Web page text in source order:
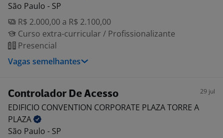
São Paulo - SP
R$ 2.000,00 a R$ 2.100,00
Curso extra-curricular / Profissionalizante
Presencial
Vagas semelhantes
Controlador De Acesso 29 jul
EDIFICIO CONVENTION CORPORATE PLAZA TORRE A
PLAZA
São Paulo - SP